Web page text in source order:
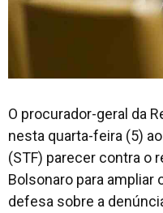
O procurador-geral da
nesta quarta-feira (5)
(STF) parecer contra o
Bolsonaro para ampliar
defesa sobre a